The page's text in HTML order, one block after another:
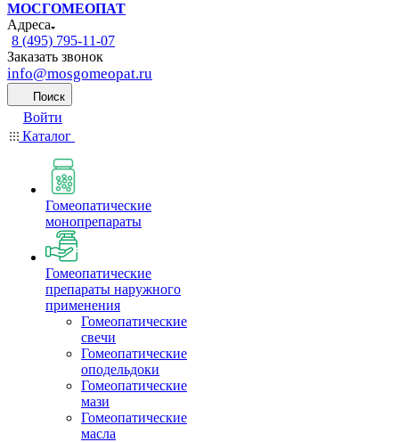
МОСГОМЕОПАТ
Адреса
8 (495) 795-11-07
Заказать звонок
info@mosgomeopat.ru
Поиск
Войти
Каталог
Гомеопатические
монопрепараты
Гомеопатические
препараты наружного
применения
Гомеопатические
свечи
Гомеопатические
оподельдоки
Гомеопатические
мази
Гомеопатические
масла